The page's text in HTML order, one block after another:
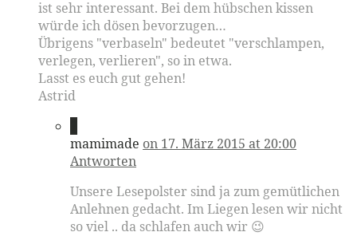
ist sehr interessant. Bei dem hübschen kissen
würde ich dösen bevorzugen…
Übrigens "verbaseln" bedeutet "verschlampen,
verlegen, verlieren", so in etwa.
Lasst es euch gut gehen!
Astrid
mamimade on 17. März 2015 at 20:00
Antworten
Unsere Lesepolster sind ja zum gemütlichen
Anlehnen gedacht. Im Liegen lesen wir nicht
so viel .. da schlafen auch wir 😉